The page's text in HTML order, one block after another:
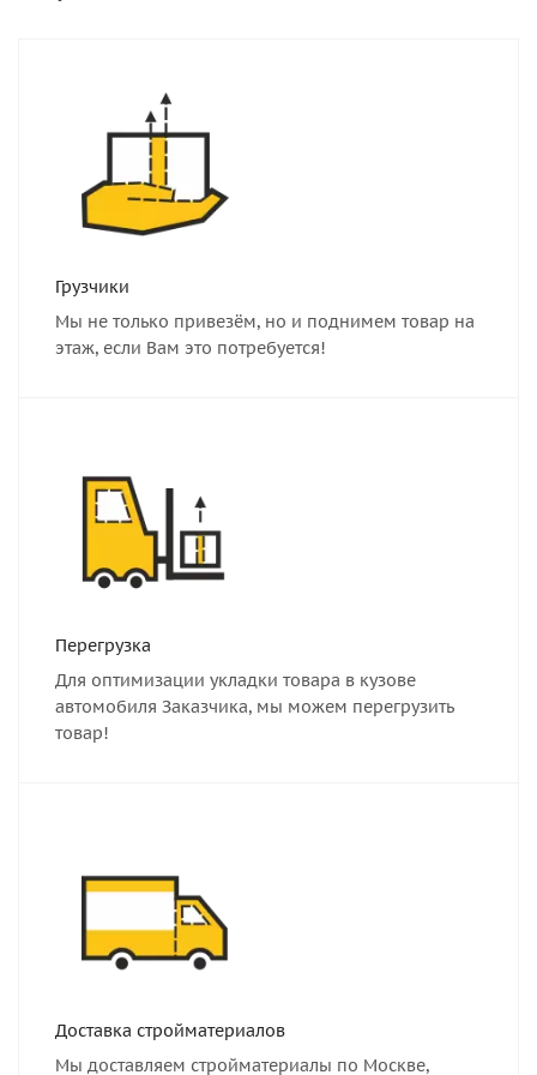
Грузчики
Мы не только привезём, но и поднимем товар на
этаж, если Вам это потребуется!
Перегрузка
Для оптимизации укладки товара в кузове
автомобиля Заказчика, мы можем перегрузить
товар!
Доставка стройматериалов
Мы доставляем стройматериалы по Москве,